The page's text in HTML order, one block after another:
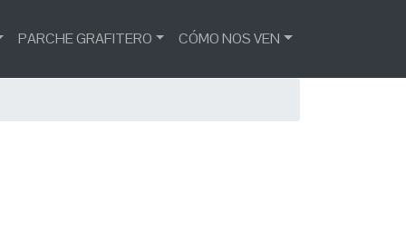
PARCHE GRAFITERO CÓMO NOS VEN